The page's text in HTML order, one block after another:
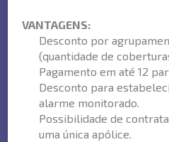
VANTAGENS:
Desconto por
(quantidade de
Pagamento em até 12
Desconto para
alarme monitorado.
Possibilidade de
uma única apólice.